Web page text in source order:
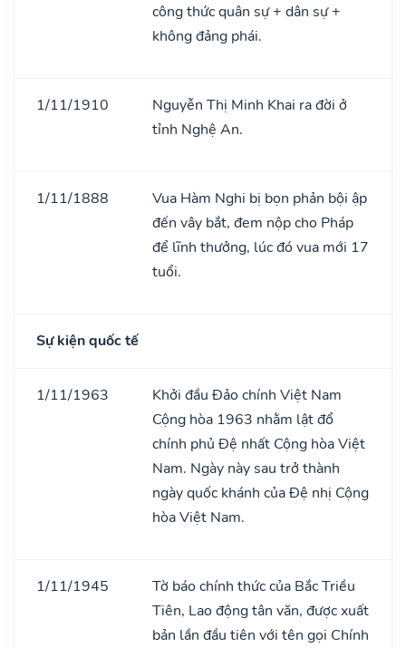
công thức quân sự + dân sự +
không đảng phái.
1/11/1910
Nguyễn Thị Minh Khai ra đời ở
tỉnh Nghệ An.
1/11/1888
Vua Hàm Nghi bị bọn phản bội ập
đến vây bắt, đem nộp cho Pháp
để lĩnh thưởng, lúc đó vua mới 17
tuổi.
Sự kiện quốc tế
1/11/1963
Khởi đầu Đảo chính Việt Nam
Cộng hòa 1963 nhằm lật đổ
chính phủ Đệ nhất Cộng hòa Việt
Nam. Ngày này sau trở thành
ngày quốc khánh của Đệ nhị Cộng
hòa Việt Nam.
1/11/1945
Tờ báo chính thức của Bắc Triều
Tiên, Lao động tân văn, được xuất
bản lần đầu tiên với tên gọi Chính